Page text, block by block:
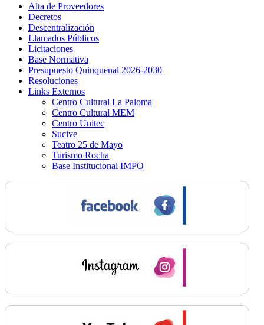
Alta de Proveedores
Decretos
Descentralización
Llamados Públicos
Licitaciones
Base Normativa
Presupuesto Quinquenal 2026-2030
Resoluciones
Links Externos
Centro Cultural La Paloma
Centro Cultural MEM
Centro Unitec
Sucive
Teatro 25 de Mayo
Turismo Rocha
Base Institucional IMPO